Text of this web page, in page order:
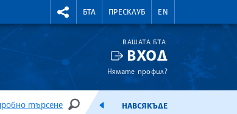
RIGHTMENU.SOCIAL
БТА ПРЕСКЛУБ EN
ВАШАТА БТА
ВХОД
Нямате профил?
търсене
ТЪРСЕНЕЕМИСИЯНАВСЯКЪДЕ